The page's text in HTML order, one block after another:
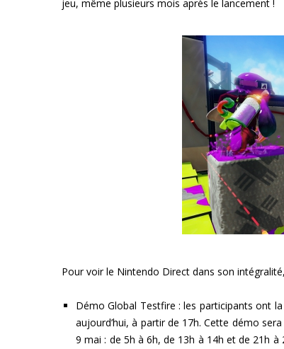
jeu, même plusieurs mois après le lancement !
Pour voir le Nintendo Direct dans son
Démo Global Testfire : les participants ont
aujourd’hui, à partir de 17h. Cette démo
9 mai : de 5h à 6h, de 13h à 14h et de 21h